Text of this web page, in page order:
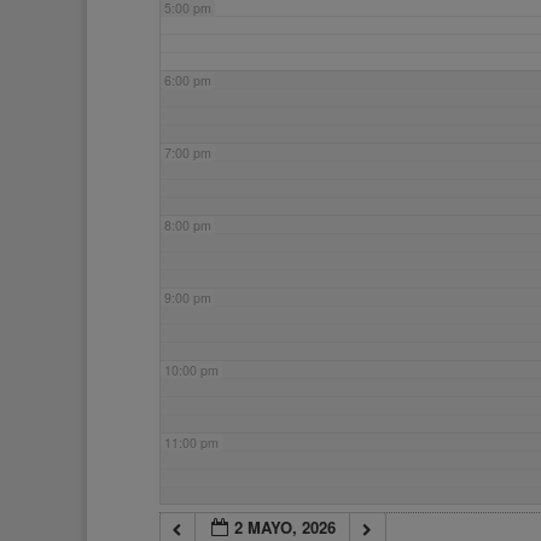
5:00 pm
6:00 pm
7:00 pm
8:00 pm
9:00 pm
10:00 pm
11:00 pm
2 MAYO, 2026